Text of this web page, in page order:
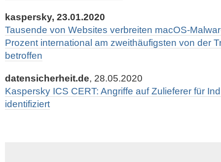
kaspersky, 23.01.2020
Tausende von Websites verbreiten macOS-
Prozent international am zweithäufigsten von der
betroffen
datensicherheit.de, 28.05.2020
Kaspersky ICS CERT: Angriffe auf Zulieferer für
identifiziert